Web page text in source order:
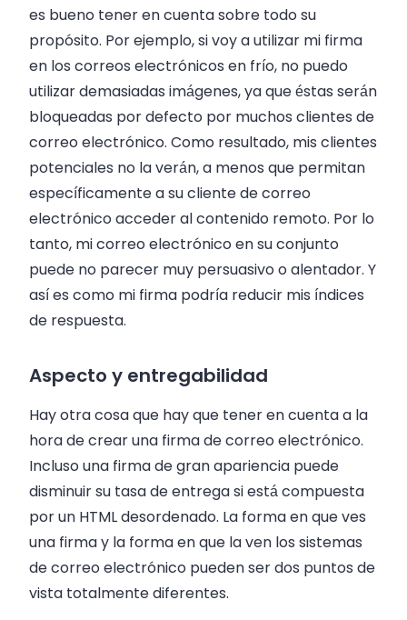
es bueno tener en cuenta sobre todo su
propósito. Por ejemplo, si voy a utilizar mi firma
en los correos electrónicos en frío, no puedo
utilizar demasiadas imágenes, ya que éstas serán
bloqueadas por defecto por muchos clientes de
correo electrónico. Como resultado, mis clientes
potenciales no la verán, a menos que permitan
específicamente a su cliente de correo
electrónico acceder al contenido remoto. Por lo
tanto, mi correo electrónico en su conjunto
puede no parecer muy persuasivo o alentador. Y
así es como mi firma podría reducir mis índices
de respuesta.
Aspecto y entregabilidad
Hay otra cosa que hay que tener en cuenta a la
hora de crear una firma de correo electrónico.
Incluso una firma de gran apariencia puede
disminuir su tasa de entrega si está compuesta
por un HTML desordenado. La forma en que ves
una firma y la forma en que la ven los sistemas
de correo electrónico pueden ser dos puntos de
vista totalmente diferentes.